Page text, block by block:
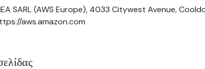
SARL (AWS Europe), 4033 Citywest Avenue,
aws.amazon.com